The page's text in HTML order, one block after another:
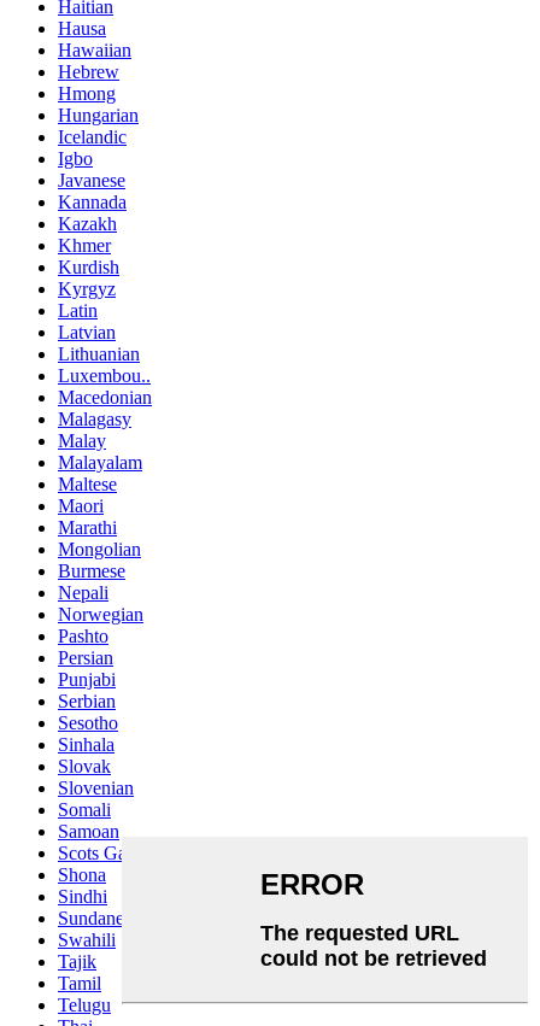
Haitian
Hausa
Hawaiian
Hebrew
Hmong
Hungarian
Icelandic
Igbo
Javanese
Kannada
Kazakh
Khmer
Kurdish
Kyrgyz
Latin
Latvian
Lithuanian
Luxembou..
Macedonian
Malagasy
Malay
Malayalam
Maltese
Maori
Marathi
Mongolian
Burmese
Nepali
Norwegian
Pashto
Persian
Punjabi
Serbian
Sesotho
Sinhala
Slovak
Slovenian
Somali
Samoan
Scots Gaelic
Shona
Sindhi
Sundanese
Swahili
Tajik
Tamil
Telugu